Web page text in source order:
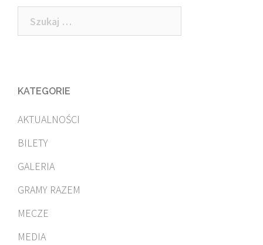
Szukaj:
KATEGORIE
AKTUALNOŚCI
BILETY
GALERIA
GRAMY RAZEM
MECZE
MEDIA